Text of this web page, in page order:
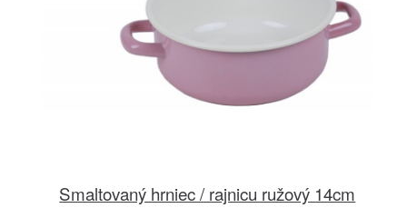
Smaltovaný hrniec / rajnicu ružový 14cm